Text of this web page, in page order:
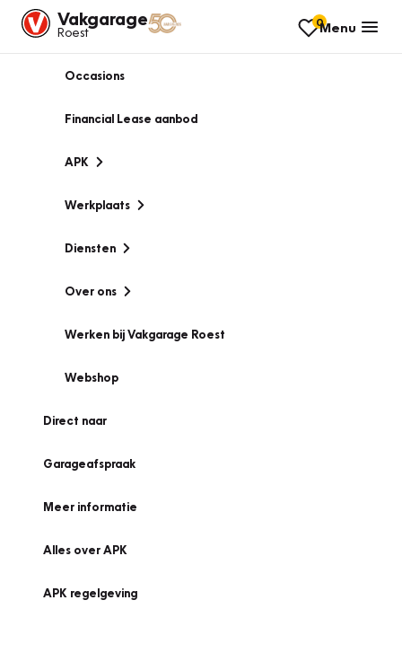
Vakgarage
Roest
0Menu
Occasions
Financial Lease aanbod
APK
Werkplaats
Diensten
Over ons
Werken bij Vakgarage Roest
Webshop
Direct naar
Garageafspraak
Meer informatie
Alles over APK
APK regelgeving